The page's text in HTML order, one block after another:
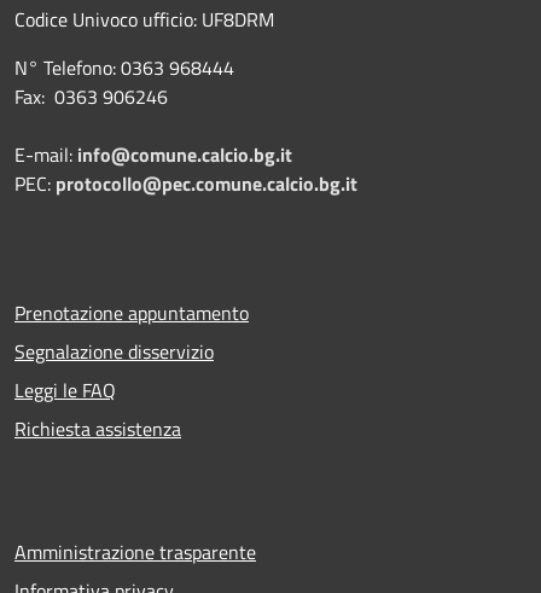
Codice Univoco ufficio: UF8DRM
N° Telefono: 0363 968444
Fax: 0363 906246
E-mail: info@comune.calcio.bg.it
PEC: protocollo@pec.comune.calcio.bg.it
Prenotazione appuntamento
Segnalazione disservizio
Leggi le FAQ
Richiesta assistenza
Amministrazione trasparente